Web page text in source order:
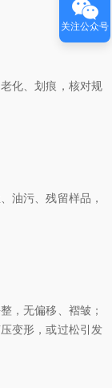
化、划痕，核对规
污、残留样品，
无偏移、褶皱；
变形，或过松引发
关注公众号